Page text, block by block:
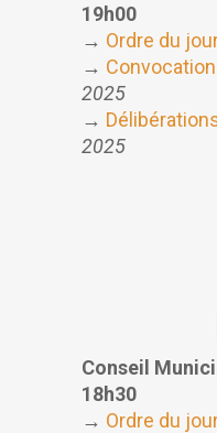
19h00
→ Ordre du
→ Convocation
2025
→
2025
Conseil
18h30
→ Ordre du